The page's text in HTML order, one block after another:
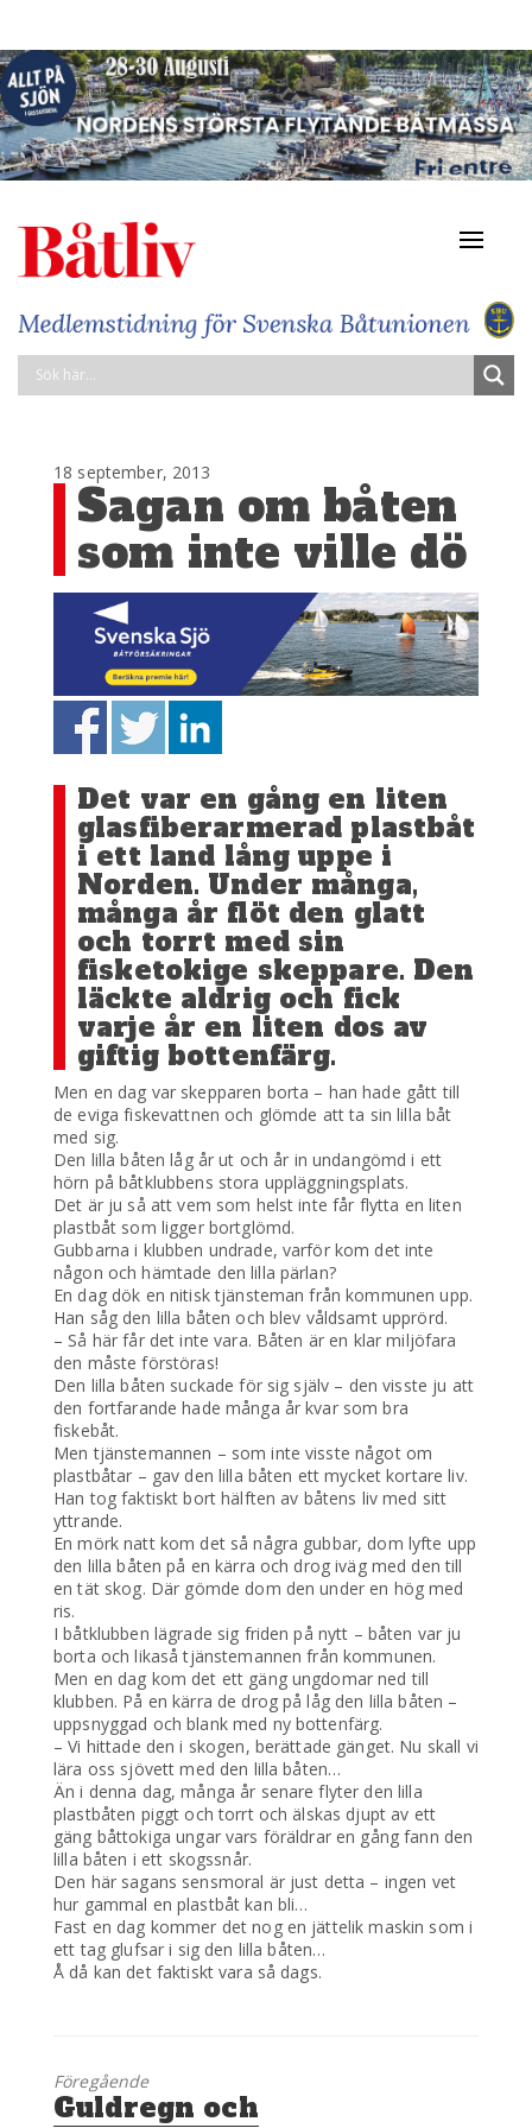
18 september, 2013
Sagan om båten
som inte ville dö
Det var en gång en liten
glasfiberarmerad plastbåt
i ett land lång uppe i
Norden. Under många,
många år flöt den glatt
och torrt med sin
fisketokige skeppare. Den
läckte aldrig och fick
varje år en liten dos av
giftig bottenfärg.
Men en dag var skepparen borta – han hade gått till
de eviga fiskevattnen och glömde att ta sin lilla båt
med sig.
Den lilla båten låg år ut och år in undangömd i ett
hörn på båtklubbens stora uppläggningsplats.
Det är ju så att vem som helst inte får flytta en liten
plastbåt som ligger bortglömd.
Gubbarna i klubben undrade, varför kom det inte
någon och hämtade den lilla pärlan?
En dag dök en nitisk tjänsteman från kommunen upp.
Han såg den lilla båten och blev våldsamt upprörd.
– Så här får det inte vara. Båten är en klar miljöfara
den måste förstöras!
Den lilla båten suckade för sig själv – den visste ju att
den fortfarande hade många år kvar som bra
fiskebåt.
Men tjänstemannen – som inte visste något om
plastbåtar – gav den lilla båten ett mycket kortare liv.
Han tog faktiskt bort hälften av båtens liv med sitt
yttrande.
En mörk natt kom det så några gubbar, dom lyfte upp
den lilla båten på en kärra och drog iväg med den till
en tät skog. Där gömde dom den under en hög med
ris.
I båtklubben lägrade sig friden på nytt – båten var ju
borta och likaså tjänstemannen från kommunen.
Men en dag kom det ett gäng ungdomar ned till
klubben. På en kärra de drog på låg den lilla båten –
uppsnyggad och blank med ny bottenfärg.
– Vi hittade den i skogen, berättade gänget. Nu skall vi
lära oss sjövett med den lilla båten…
Än i denna dag, många år senare flyter den lilla
plastbåten piggt och torrt och älskas djupt av ett
gäng båttokiga ungar vars föräldrar en gång fann den
lilla båten i ett skogssnår.
Den här sagans sensmoral är just detta – ingen vet
hur gammal en plastbåt kan bli…
Fast en dag kommer det nog en jättelik maskin som i
ett tag glufsar i sig den lilla båten…
Å då kan det faktiskt vara så dags.
Föregående
Föregående
inlägg:
Guldregn och